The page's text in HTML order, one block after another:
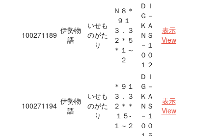
100271189 伊勢物
語
いせも
のがた
り
Ｎ８＊
９１
３．３
２＊５
＊１～
２
ＤＩ
Ｇ－
ＫＡ
ＮＳ
－１
００
１２
表示
View
100271194 伊勢物
語
いせも
のがた
り
＊９１
３．３
２＊＊
１５‐
１～２
ＤＩ
Ｇ－
ＫＡ
ＮＳ
－１
００
表示
View